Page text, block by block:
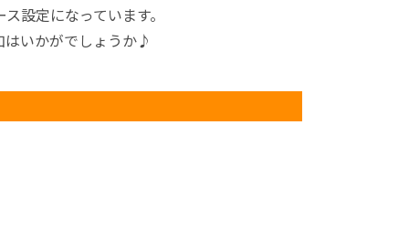
設定になっています。
はいかがでしょうか♪